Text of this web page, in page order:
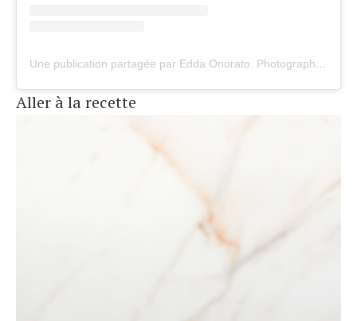
Une publication partagée par Edda Onorato. Photographe culinaire (@undejeunerdesoleil)
Aller à la recette